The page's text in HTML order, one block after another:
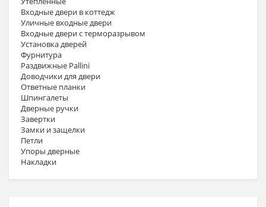
Входные двери в коттедж
Уличные входные двери
Входные двери с терморазрывом
Установка дверей
Фурнитура
Раздвижные Pallini
Доводчики для двери
Ответные планки
Шпингалеты
Дверные ручки
Завертки
Замки и защелки
Петли
Упоры дверные
Накладки